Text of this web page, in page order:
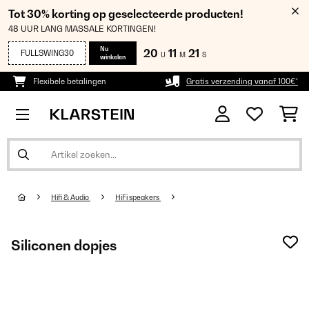
Tot 30% korting op geselecteerde producten!
48 UUR LANG MASSALE KORTINGEN!
FULLSWING30
Nu
winkelen
20 U 11 M 20 S
Flexibele betalingen Gratis verzending vanaf 100€*
Hifi & Audio HiFi speakers
Siliconen dopjes